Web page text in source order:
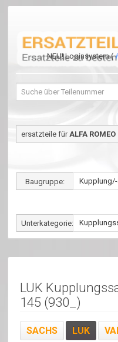
NEU! Loginsystem (
ersatzteile für ALFA
Baugruppe:
Unterkategorie:
LUK
145 (930_)
SACHS LUK